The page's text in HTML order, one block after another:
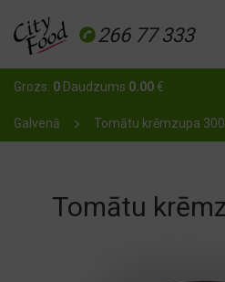
266 77 333
Grozs: 0 Daudzums 0.00€
Galvenā Tomātu krēmzupa
Tomātu